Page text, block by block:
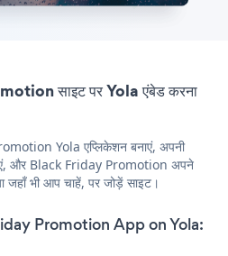
साइट पर Yola एंबेड करना
Yola एप्लिकेशन बनाएं, अपनी
और Black Friday Promotion अपने
जहाँ भी आप चाहें, पर जोड़ें साइट।
Promotion App on Yola: